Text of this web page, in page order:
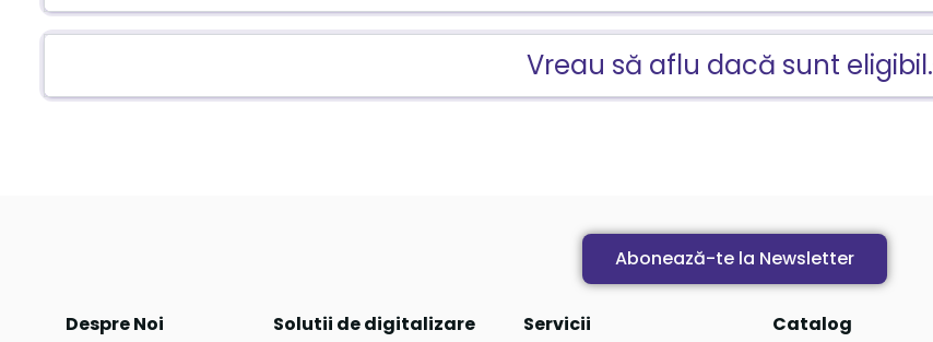
Vreau să aflu dacă sunt eligibil.
Abonează-te la Newsletter
Despre Noi Solutii de digitalizare Servicii Catalog